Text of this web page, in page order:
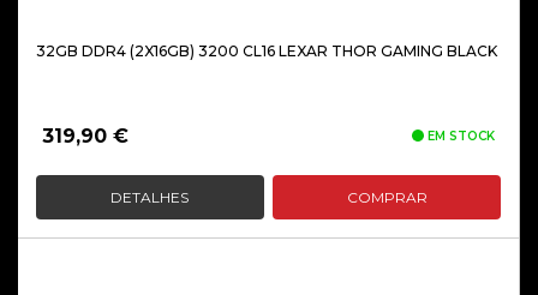
32GB DDR4 (2X16GB) 3200 CL16 LEXAR THOR GAMING BLACK
319,90 € EM STOCK
DETALHES COMPRAR